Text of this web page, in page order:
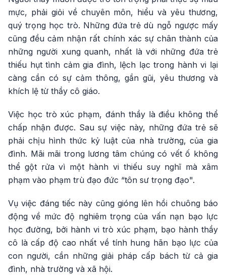
mực, phải giỏi về chuyên môn, hiểu và yêu thương,
quý trọng học trò. Những đứa trẻ dù ngỗ ngược mấy
cũng đều cảm nhận rất chính xác sự chân thành của
những người xung quanh, nhất là với những đứa trẻ
thiếu hụt tình cảm gia đình, lệch lạc trong hành vi lại
càng cần có sự cảm thông, gần gũi, yêu thương và
khích lệ từ thầy cô giáo.
Việc học trò xúc phạm, đánh thầy là điều không thể
chấp nhận được. Sau sự việc này, những đứa trẻ sẽ
phải chịu hình thức kỷ luật của nhà trường, của gia
đình. Mãi mãi trong lương tâm chúng có vết ố không
thể gột rửa vì một hành vi thiếu suy nghĩ mà xâm
phạm vào phạm trù đạo đức “tôn sư trọng đạo".
Vụ việc đáng tiếc này cũng gióng lên hồi chuông báo
động về mức độ nghiêm trọng của vấn nạn bạo lực
học đường, bởi hành vi trò xúc phạm, bạo hành thầy
cô là cấp độ cao nhất về tính hung hãn bạo lực của
con người, cần những giải pháp cấp bách từ cả gia
đình, nhà trường và xã hội.